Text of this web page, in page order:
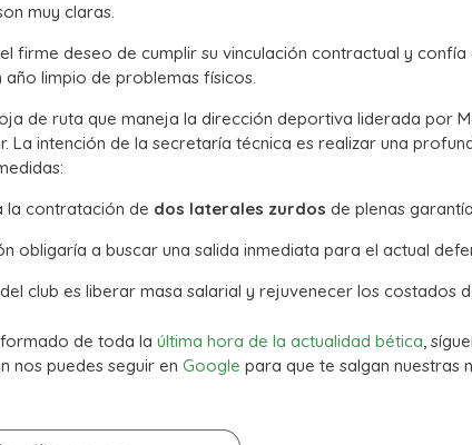
muy claras.
firme deseo de cumplir su vinculación contractual y
limpio de problemas físicos.
de ruta que maneja la dirección deportiva liderada por
La intención de la secretaría técnica es realizar una
la contratación de dos laterales zurdos de plenas
obligaría a buscar una salida inmediata para el actual
club es liberar masa salarial y rejuvenecer los costados
de toda la última hora de la actualidad bética ,
nos puedes seguir en Google para que te salgan nuestras